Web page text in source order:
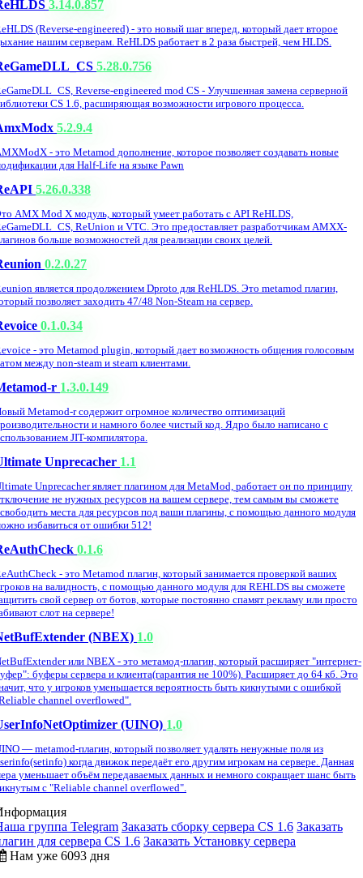
3.14.0.857
(Reverse-engineered) - это новый шаг вперед, который дает второе
нашим серверам. ReHLDS работает в 2 раза быстрей, чем HLDS.
5.28.0.756
Reverse-engineered mod CS - Улучшенная замена серверной
CS 1.6, расширяющая возможности игрового процесса.
5.2.9.4
- это Metamod дополнение, которое позволяет создавать новые
для Half-Life на языке Pawn
5.26.0.338
AMX Mod X модуль, который умеет работать с API ReHLDS,
ReUnion и VTC. Это предоставляет разработчикам AMXX-
больше возможностей для реализации своих целей.
0.2.0.27
является продолжением Dproto для ReHLDS. Это metamod плагин,
позволяет заходить 47/48 Non-Steam на сервер.
0.1.0.34
- это Metamod plugin, который дает возможность общения голосовым
между non-steam и steam клиентами.
r 1.3.0.149
Metamod-r содержит огромное количество оптимизаций
и намного более чистый код. Ядро было написано с
JIT-компилятора.
Unprecacher 1.1
Unprecacher являет плагином для MetaMod, работает он по принципу
не нужных ресурсов на вашем сервере, тем самым вы сможете
места для ресурсов под ваши плагины, с помощью данного модуля
избавиться от ошибки 512!
0.1.6
- это Metamod плагин, который занимается проверкой ваших
на валидность, с помощью данного модуля для REHLDS вы сможете
свой сервер от ботов, которые постоянно спамят рекламу или просто
слот на сервере!
(NBEX) 1.0
или NBEX - это метамод-плагин, который расширяет "интернет-
буферы сервера и клиента(гарантия не 100%). Расширяет до 64 кб. Это
что у игроков уменьшается вероятность быть кикнутыми с ошибкой
channel overflowed".
(UINO) 1.0
— metamod-плагин, который позволяет удалять ненужные поля из
когда движок передаёт его другим игрокам на сервере. Данная
уменьшает объём передаваемых данных и немного сокращает шанс быть
с "Reliable channel overflowed".
группа Telegram Заказать сборку сервера CS 1.6 Заказать
для сервера CS 1.6 Заказать Установку сервера
Нам уже 6093 дня